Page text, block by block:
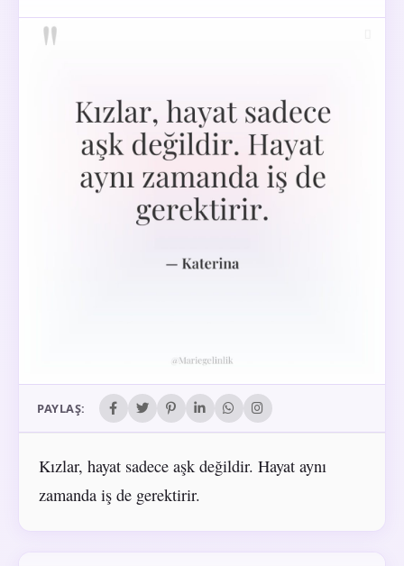
PAYLAŞ:
Kızlar, hayat sadece aşk değildir. Hayat aynı
zamanda iş de gerektirir.